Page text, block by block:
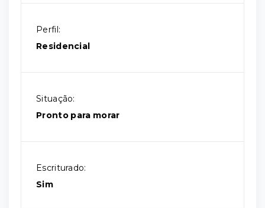
Perfil:
Residencial
Situação:
Pronto para morar
Escriturado:
Sim